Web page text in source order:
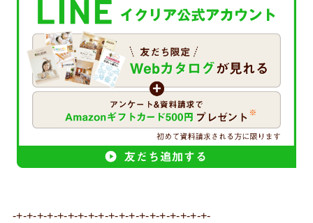
-+-+-+-+-+-+-+-+-+-+-+-+-+-+-+-+-+-+-+-